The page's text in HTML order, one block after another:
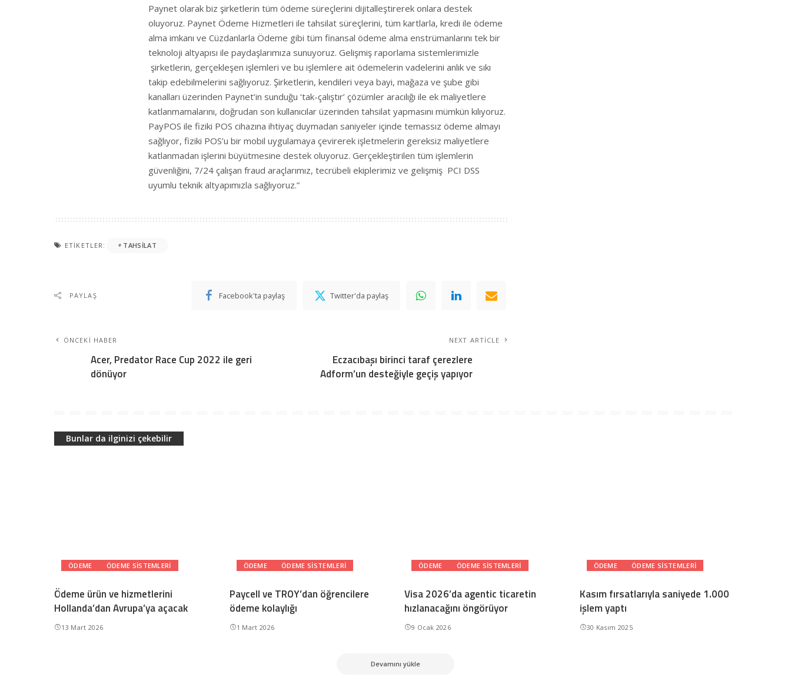
Paynet olarak biz şirketlerin tüm ödeme süreçlerini dijitalleştirerek onlara destek
oluyoruz. Paynet Ödeme Hizmetleri ile tahsilat süreçlerini, tüm kartlarla, kredi ile ödeme
alma imkanı ve Cüzdanlarla Ödeme gibi tüm finansal ödeme alma enstrümanlarını tek bir
teknoloji altyapısı ile paydaşlarımıza sunuyoruz. Gelişmiş raporlama sistemlerimizle
şirketlerin, gerçekleşen işlemleri ve bu işlemlere ait ödemelerin vadelerini anlık ve sıkı
takip edebilmelerini sağlıyoruz. Şirketlerin, kendileri veya bayi, mağaza ve şube gibi
kanalları üzerinden Paynet’in sunduğu ‘tak-çalıştır’ çözümler aracılığı ile ek maliyetlere
katlanmamalarını, doğrudan son kullanıcılar üzerinden tahsilat yapmasını mümkün kılıyoruz.
PayPOS ile fiziki POS cihazına ihtiyaç duymadan saniyeler içinde temassız ödeme almayı
sağlıyor, fiziki POS’u bir mobil uygulamaya çevirerek işletmelerin gereksiz maliyetlere
katlanmadan işlerini büyütmesine destek oluyoruz. Gerçekleştirilen tüm işlemlerin
güvenliğini, 7/24 çalışan fraud araçlarımız, tecrübeli ekiplerimiz ve gelişmiş PCI DSS
uyumlu teknik altyapımızla sağlıyoruz.”
ETIKETLER: TAHSILAT
PAYLAŞ Facebook'ta paylaş Twitter'da paylaş
ÖNCEKI HABER
Acer, Predator Race Cup 2022 ile geri
dönüyor
NEXT ARTICLE
Eczacıbaşı birinci taraf çerezlere
Adform’un desteğiyle geçiş yapıyor
Bunlar da ilginizi çekebilir
ÖDEME ÖDEME SISTEMLERI
Ödeme ürün ve hizmetlerini
Hollanda’dan Avrupa’ya açacak
13 Mart 2026
ÖDEME ÖDEME SISTEMLERI
Paycell ve TROY’dan öğrencilere
ödeme kolaylığı
1 Mart 2026
ÖDEME ÖDEME SISTEMLERI
Visa 2026’da agentic ticaretin
hızlanacağını öngörüyor
9 Ocak 2026
ÖDEME ÖDEME SISTEMLERI
Kasım fırsatlarıyla saniyede 1.000
işlem yaptı
30 Kasım 2025
Devamını yükle